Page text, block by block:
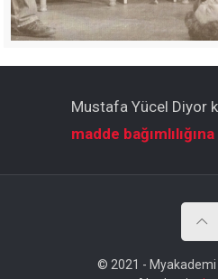
Mustafa Yücel Diyor
madde bağımlılığına
© 2021 - Myakademi